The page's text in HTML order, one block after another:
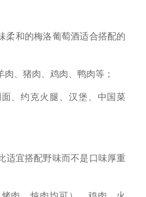
柔和的梅洛葡萄酒适合搭配的
、猪肉、鸡肉、鸭肉等；
、约克火腿、汉堡、中国菜
适宜搭配野味而不是口味厚重